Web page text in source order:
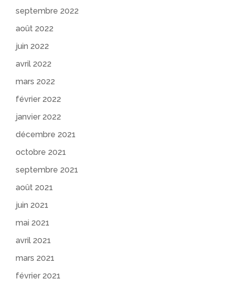
septembre 2022
août 2022
juin 2022
avril 2022
mars 2022
février 2022
janvier 2022
décembre 2021
octobre 2021
septembre 2021
août 2021
juin 2021
mai 2021
avril 2021
mars 2021
février 2021